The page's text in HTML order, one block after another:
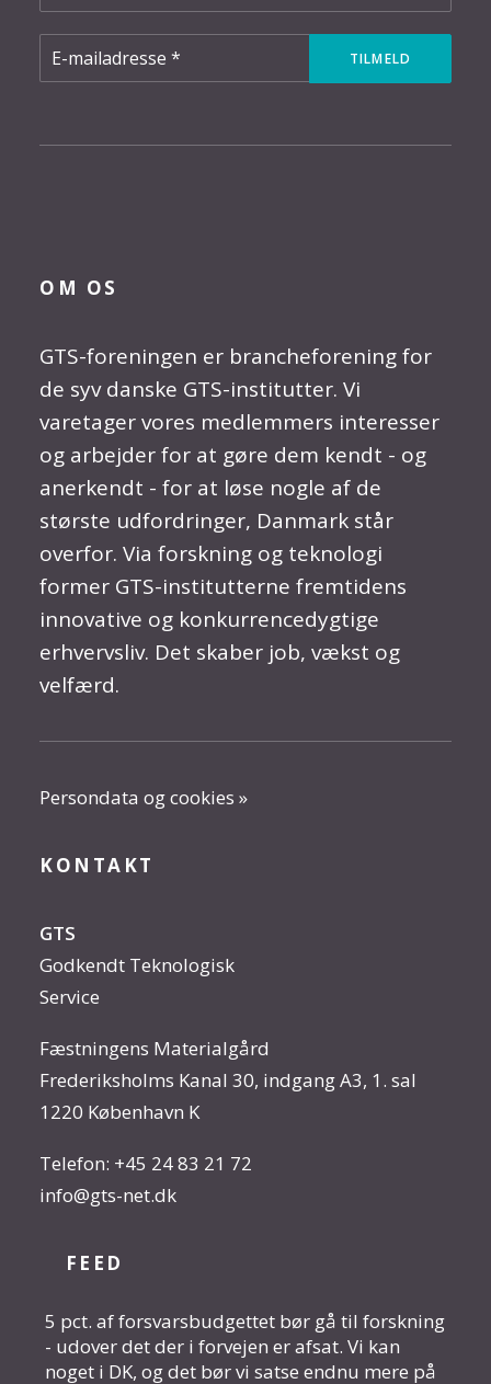
OM OS
GTS-foreningen er brancheforening for
de syv danske GTS-institutter. Vi
varetager vores medlemmers interesser
og arbejder for at gøre dem kendt - og
anerkendt - for at løse nogle af de
største udfordringer, Danmark står
overfor. Via forskning og teknologi
former GTS-institutterne fremtidens
innovative og konkurrencedygtige
erhvervsliv. Det skaber job, vækst og
velfærd.
Persondata og cookies »
KONTAKT
GTS
Godkendt Teknologisk
Service
Fæstningens Materialgård
Frederiksholms Kanal 30, indgang A3, 1. sal
1220 København K
Telefon: +45 24 83 21 72
info@gts-net.dk
FEED
5 pct. af forsvarsbudgettet bør gå til forskning
- udover det der i forvejen er afsat. Vi kan
noget i DK, og det bør vi satse endnu mere på